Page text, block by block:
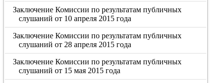
Заключение Комиссии по результатам публичных
слушаний от 10 апреля 2015 года
Заключение Комиссии по результатам публичных
слушаний от 28 апреля 2015 года
Заключение Комиссии по результатам публичных
слушаний от 15 мая 2015 года